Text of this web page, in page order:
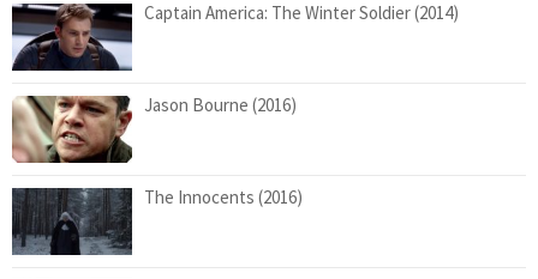
Captain America: The Winter Soldier (2014)
Jason Bourne (2016)
The Innocents (2016)